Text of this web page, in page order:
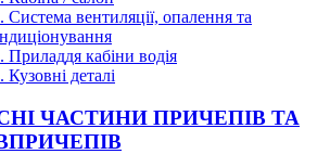
Система вентиляції, опалення та
Приладдя кабіни водія
Кузовні деталі
ЧАСТИНИ ПРИЧЕПІВ ТА